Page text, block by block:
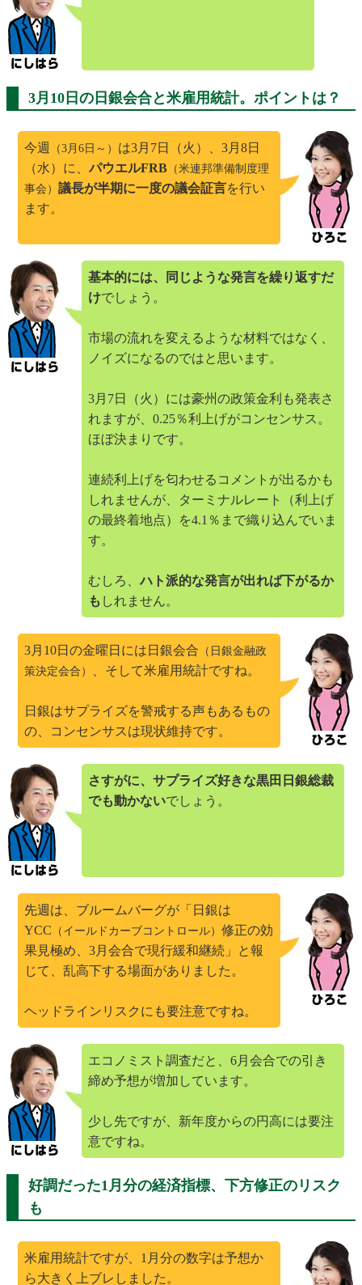
3月10日の日銀会合と米雇用統計。ポイントは？
今週 （3月6日～） は3月7日（火）、3月8日
（水）に、パウエルFRB （米連邦準備制度理
事会） 議長が半期に一度の議会証言を行い
ます。
基本的には、同じような発言を繰り返すだ
けでしょう。
市場の流れを変えるような材料ではなく、
ノイズになるのではと思います。
3月7日（火）には豪州の政策金利も発表さ
れますが、0.25％利上げがコンセンサス。
ほぼ決まりです。
連続利上げを匂わせるコメントが出るかも
しれませんが、ターミナルレート（利上げ
の最終着地点）を4.1％まで織り込んでいま
す。
むしろ、ハト派的な発言が出れば下がるか
も しれません。
3月10日の金曜日には日銀会合 （日銀金融政
策決定会合）
、そして米雇用統計ですね。
日銀はサプライズを警戒する声もあるもの
の、コンセンサスは現状維持です。
さすがに、サプライズ好きな黒田日銀総裁
でも動かないでしょう。
先週は、ブルームバーグが「日銀は
YCC （イールドカーブコントロール） 修正の効
果見極め、3月会合で現行緩和継続」と報
じて、乱高下する場面がありました。
ヘッドラインリスクにも要注意ですね。
エコノミスト調査だと、6月会合での引き
締め予想が増加しています。
少し先ですが、新年度からの円高には要注
意ですね。
好調だった1月分の経済指標、下方修正のリスク
も
米雇用統計ですが、1月分の数字は予想か
ら大きく上ブレしました。